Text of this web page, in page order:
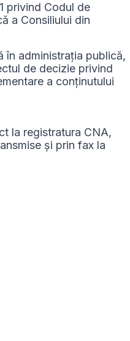
privind Codul de
a Consiliului din
în administrația publică,
de decizie privind
a conținutului
la registratura CNA,
și prin fax la